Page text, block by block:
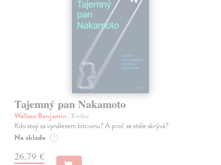
Tajemný pan Nakamoto
Wallace Benjamin | Kniha
Kdo stojí za vynálezem bitcoinu? A proč se stále skrývá?
Na sklade ?
26,79 €